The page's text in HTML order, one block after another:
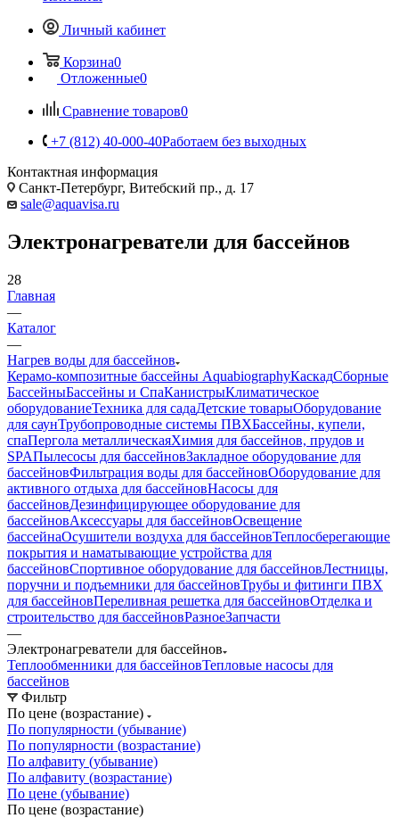
Личный кабинет
Корзина0
Отложенные0
Сравнение товаров0
+7 (812) 40-000-40Работаем без выходных
Контактная информация
Санкт-Петербург, Витебский пр., д. 17
sale@aquavisa.ru
Электронагреватели для бассейнов
28
Главная
—
Каталог
—
Нагрев воды для бассейнов
Керамо-композитные бассейны AquabiographyКаскадСборные
БассейныБассейны и СпаКанистрыКлиматическое
оборудованиеТехника для садаДетские товарыОборудование
для саунТрубопроводные системы ПВХБассейны, купели,
спаПергола металлическаяХимия для бассейнов, прудов и
SPAПылесосы для бассейновЗакладное оборудование для
бассейновФильтрация воды для бассейновОборудование для
активного отдыха для бассейновНасосы для
бассейновДезинфицирующее оборудование для
бассейновАксессуары для бассейновОсвещение
бассейнаОсушители воздуха для бассейновТеплосберегающие
покрытия и наматывающие устройства для
бассейновСпортивное оборудование для бассейновЛестницы,
поручни и подъемники для бассейновТрубы и фитинги ПВХ
для бассейновПереливная решетка для бассейновОтделка и
строительство для бассейновРазноеЗапчасти
—
Электронагреватели для бассейнов
Теплообменники для бассейновТепловые насосы для
бассейнов
Фильтр
По цене (возрастание)
По популярности (убывание)
По популярности (возрастание)
По алфавиту (убывание)
По алфавиту (возрастание)
По цене (убывание)
По цене (возрастание)